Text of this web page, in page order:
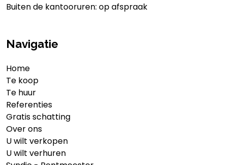
Buiten de kantooruren: op afspraak
Navigatie
Home
Te koop
Te huur
Referenties
Gratis schatting
Over ons
U wilt verkopen
U wilt verhuren